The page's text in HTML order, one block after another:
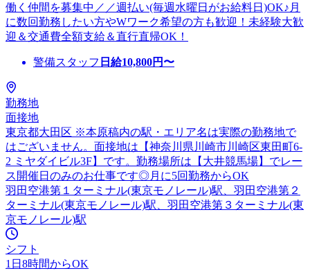
働く仲間を募集中／／週払い(毎週水曜日がお給料日)OK♪月
に数回勤務したい方やWワーク希望の方も歓迎！未経験大歓
迎＆交通費全額支給＆直行直帰OK！
警備スタッフ 日給10,800円〜
勤務地
面接地
東京都大田区 ※本原稿内の駅・エリア名は実際の勤務地で
はございません。面接地は【神奈川県川崎市川崎区東田町6-
2 ミヤダイビル3F】です。勤務場所は【大井競馬場】でレー
ス開催日のみのお仕事です◎月に5回勤務からOK
羽田空港第１ターミナル(東京モノレール)駅、羽田空港第２
ターミナル(東京モノレール)駅、羽田空港第３ターミナル(東
京モノレール)駅
シフト
1日8時間からOK